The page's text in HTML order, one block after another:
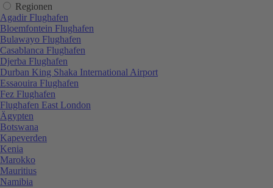
Regionen
Agadir Flughafen
Bloemfontein Flughafen
Bulawayo Flughafen
Casablanca Flughafen
Djerba Flughafen
Durban King Shaka International Airport
Essaouira Flughafen
Fez Flughafen
Flughafen East London
Ägypten
Botswana
Kapeverden
Kenia
Marokko
Mauritius
Namibia